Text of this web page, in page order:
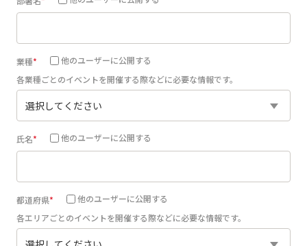
業種
他のユーザーに公開する
各業種ごとのイベントを開催する際などに必要な情報です。
氏名 他のユーザーに公開する
都道府県
他のユーザーに公開する
各エリアごとのイベントを開催する際などに必要な情報です。